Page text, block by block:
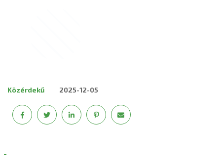
Közérdekű 2025-12-05